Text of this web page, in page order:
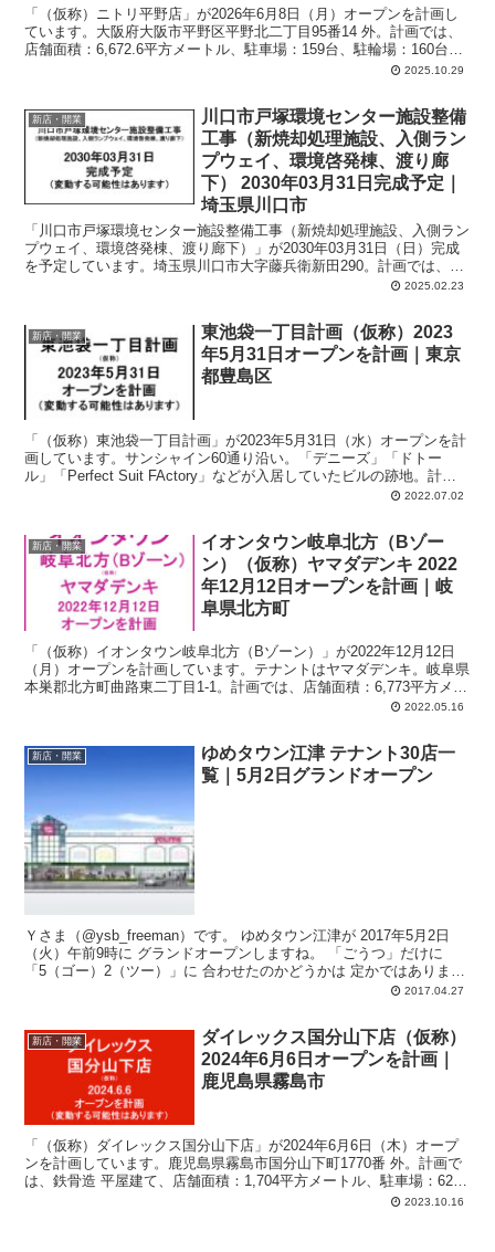
「（仮称）ニトリ平野店」が2026年6月8日（月）オープンを計画し
ています。大阪府大阪市平野区平野北二丁目95番14 外。計画では、
店舗面積：6,672.6平方メートル、駐車場：159台、駐輪場：160台
（うち原付9台）、営業時間：午前9時00分-午後9時00分。2025.10.29
新店・開業
川口市戸塚環境センター施設整備
工事（新焼却処理施設、入側ラン
プウェイ、環境啓発棟、渡り廊
下） 2030年03月31日完成予定｜
埼玉県川口市
「川口市戸塚環境センター施設整備工事（新焼却処理施設、入側ラン
プウェイ、環境啓発棟、渡り廊下）」が2030年03月31日（日）完成
を予定しています。埼玉県川口市大字藤兵衛新田290。計画では、地
上5階、地下1階、延床面積：17731.31平方メートル、主要用途：ご
2025.02.23
新店・開業
東池袋一丁目計画（仮称）2023
年5月31日オープンを計画｜東京
都豊島区
「（仮称）東池袋一丁目計画」が2023年5月31日（水）オープンを計
画しています。サンシャイン60通り沿い。「デニーズ」「ドトー
ル」「Perfect Suit FActory」などが入居していたビルの跡地。計画
では、店舗面積：2,676平方メートル、駐車場：隔地 36台、駐輪場：
2022.07.02
新店・開業
イオンタウン岐阜北方（Bゾー
ン）（仮称）ヤマダデンキ 2022
年12月12日オープンを計画｜岐
阜県北方町
「（仮称）イオンタウン岐阜北方（Bゾーン）」が2022年12月12日
（月）オープンを計画しています。テナントはヤマダデンキ。岐阜県
本巣郡北方町曲路東二丁目1-1。計画では、店舗面積：6,773平方メー
トル、駐車場：364台、駐輪場：84台、営業時間：午前9時-午後10
2022.05.16
新店・開業
ゆめタウン江津 テナント30店一
覧｜5月2日グランドオープン
Ｙさま（@ysb_freeman）です。 ゆめタウン江津が 2017年5月2日
（火）午前9時に グランドオープンしますね。 「ごうつ」だけに
「5（ゴー）2（ツー）」に 合わせたのかどうかは 定かではありませ
2017.04.27
新店・開業
ダイレックス国分山下店（仮称）
2024年6月6日オープンを計画｜
鹿児島県霧島市
「（仮称）ダイレックス国分山下店」が2024年6月6日（木）オープ
ンを計画しています。鹿児島県霧島市国分山下町1770番 外。計画で
は、鉄骨造 平屋建て、店舗面積：1,704平方メートル、駐車場：62
2023.10.16